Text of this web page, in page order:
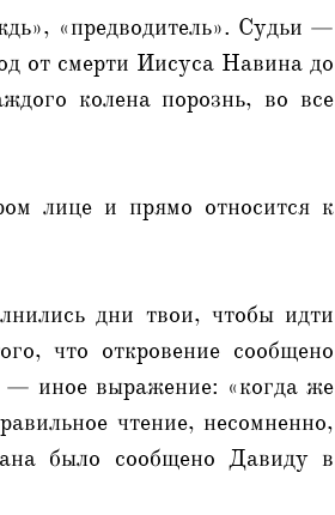
«предводитель». Судьи —
от смерти Иисуса Навина до
колена порознь, во все
лице и прямо относится к
дни твои, чтобы идти
что откровение сообщено
иное выражение: «когда же
чтение, несомненно,
было сообщено Давиду в